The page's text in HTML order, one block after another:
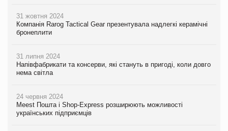
31 жовтня 2024
Компанія Rarog Tactical Gear презентувала надлегкі керамічні
бронеплити
31 липня 2024
Напівфабрикати та консерви, які стануть в пригоді, коли довго
нема світла
24 червня 2024
Meest Пошта і Shop-Express розширюють можливості
українських підприємців